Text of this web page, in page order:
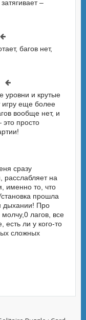
–
багов нет,
уровни и крутые
игру еще более
вообще нет, и
это просто
сразу
расслабляет на
именно то, что
прошла
дыхании! Про
лагов, все
есть ли у кого-то
сложных